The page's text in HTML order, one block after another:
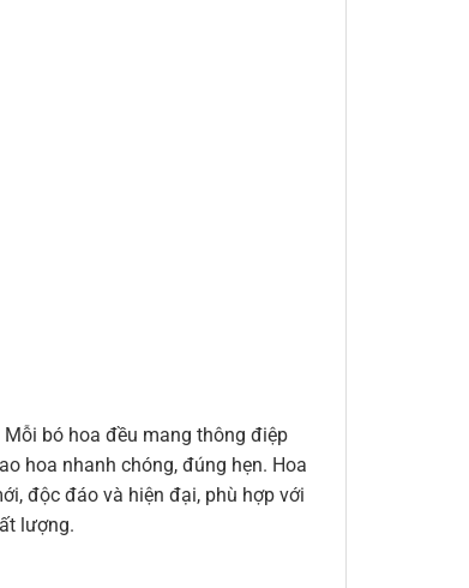
bó hoa đều mang thông điệp
hoa nhanh chóng, đúng hẹn. Hoa
độc đáo và hiện đại, phù hợp với
lượng.